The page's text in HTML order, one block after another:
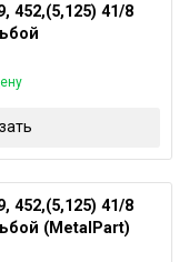
452,(5,125) 41/8
452,(5,125) 41/8
(MetalPart)